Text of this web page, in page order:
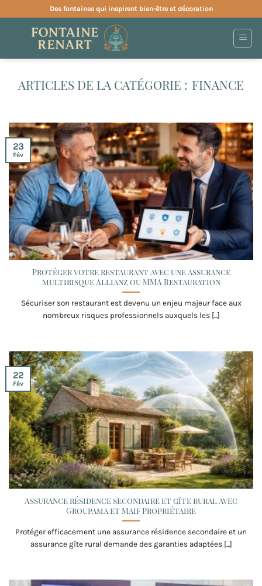
au
contenu
Des fontaines qui inspirent bien-être et décoration
FINANCE
Protéger votre restaurant avec une assurance
multirisque Allianz ou MMA Restauration
Sécuriser son restaurant est devenu un enjeu majeur face aux
nombreux risques professionnels auxquels les [...]
23
Fév
Assurance résidence secondaire et gîte rural avec
Groupama et Maif Propriétaire
Protéger efficacement une assurance résidence secondaire et un
assurance gîte rural demande des garanties adaptées [...]
22
Fév